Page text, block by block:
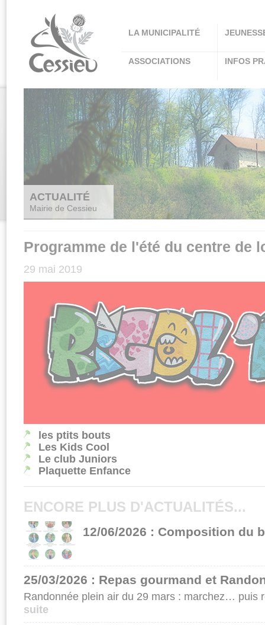
LA MUNICIPALITÉ
ASSOCIATIONS INFOS
ACTUALITÉ
Mairie de Cessieu
Programme de l'été du centre de
29 mai 2019
les ptits bouts
Les Kids Cool
Le club Juniors
Plaquette Enfance
ENCORE PLUS D'ACTUALITÉS...
12/06/2026 : Composition du
25/03/2026 : Repas gourmand et
Randonnée plein air du 29 mars : marchez… puis
suite